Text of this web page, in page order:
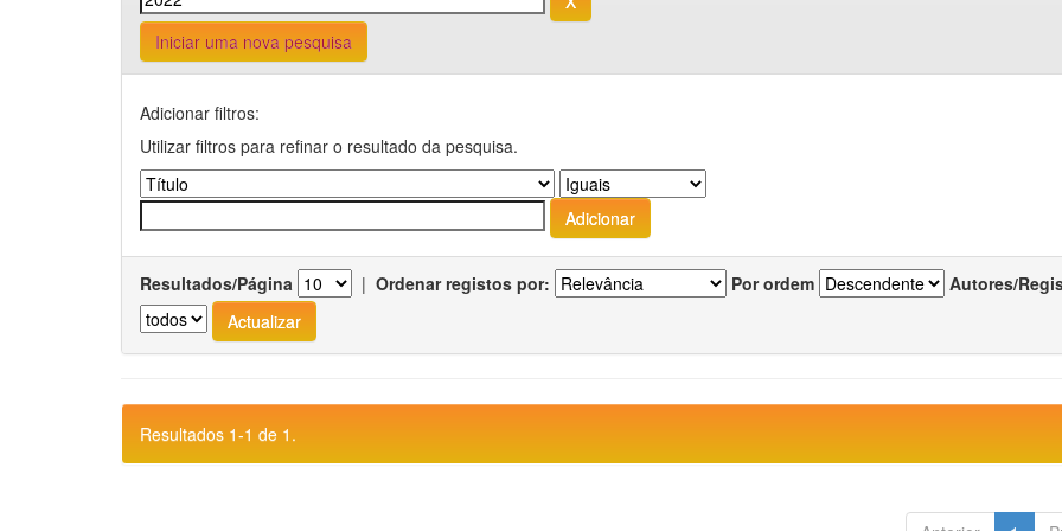
Iniciar uma nova pesquisa
Adicionar filtros:
Utilizar filtros para refinar o resultado da pesquisa.
Resultados/Página | Ordenar registos por: Por ordem Autores/
Resultados 1-1 de 1.